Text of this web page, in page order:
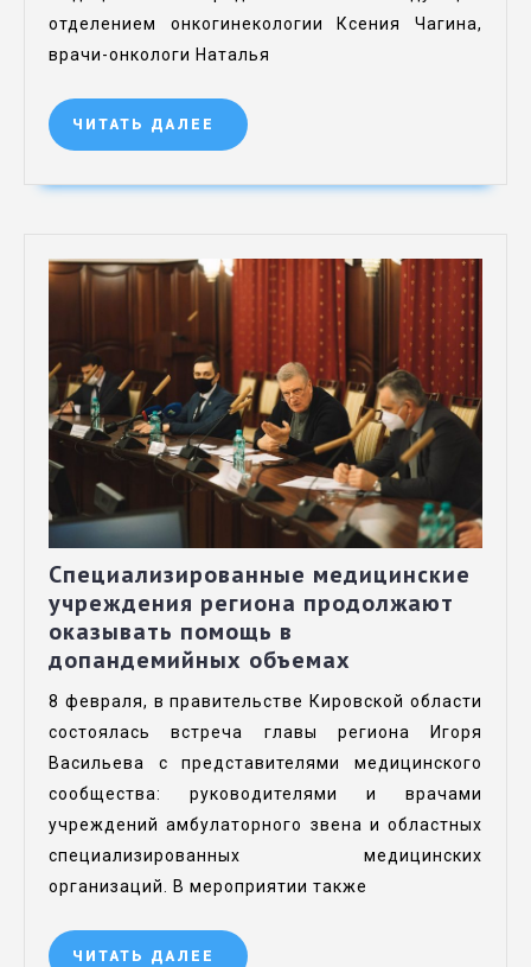
отделением онкогинекологии Ксения Чагина,
врачи-онкологи Наталья
ЧИТАТЬ ДАЛЕЕ
Специализированные медицинские
учреждения региона продолжают
оказывать помощь в
допандемийных объемах
8 февраля, в правительстве Кировской области
состоялась встреча главы региона Игоря
Васильева с представителями медицинского
сообщества: руководителями и врачами
учреждений амбулаторного звена и областных
специализированных медицинских
организаций. В мероприятии также
ЧИТАТЬ ДАЛЕЕ